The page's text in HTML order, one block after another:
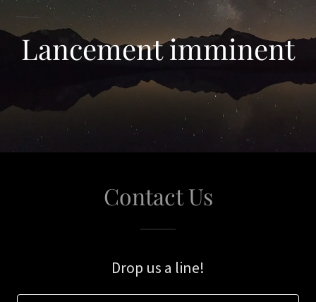
Lancement imminent
Contact Us
Drop us a line!